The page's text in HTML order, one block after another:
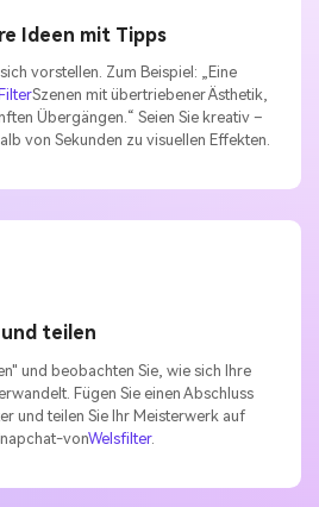
Ideen mit Tipps
vorstellen. Zum Beispiel: „Eine
Szenen mit übertriebener Ästhetik,
Übergängen.“ Seien Sie kreativ –
von Sekunden zu visuellen Effekten.
teilen
und beobachten Sie, wie sich Ihre
Fügen Sie einen Abschluss
und teilen Sie Ihr Meisterwerk auf
vonWelsfilter.